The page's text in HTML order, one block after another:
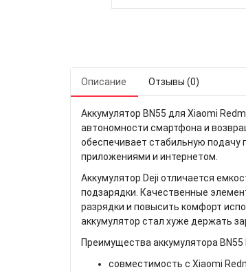
Описание Отзывы (0)
Аккумулятор BN55 для Xiaomi
автономности смартфона и
обеспечивает стабильную подачу
приложениями и интернетом.
Аккумулятор Deji отличается
подзарядки. Качественные
разрядки и повысить комфорт
аккумулятор стал хуже держать
Преимущества аккумулятора BN55
совместимость с Xiaomi